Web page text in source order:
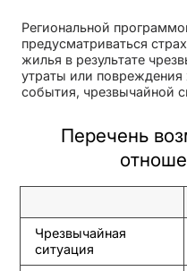
Региональной
предусматриваться
жилья в результате
утраты или повреждения
события, чрезвычайной
Перечень
Чрезвычайная
ситуация